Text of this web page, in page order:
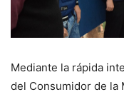
Mediante la rápida
del Consumidor de la